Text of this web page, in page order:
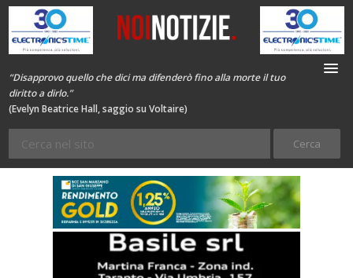
“Disapprovo quello che dici ma difenderò fino alla morte il tuo
diritto a dirlo.”
(Evelyn Beatrice Hall, saggio su Voltaire)